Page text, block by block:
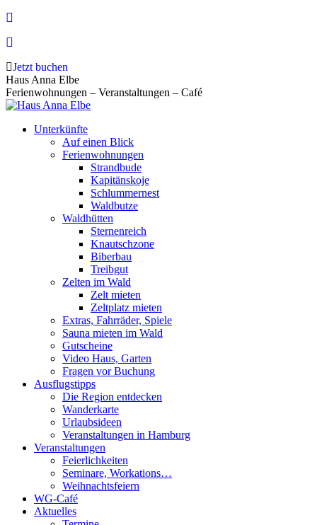
Zum
springen
Jetzt buchen
Haus Anna Elbe
Ferienwohnungen – Veranstaltungen – Café
Unterkünfte
Auf einen Blick
Ferienwohnungen
Strandbude
Kapitänskoje
Schlummernest
Waldbutze
Waldhütten
Sternenreich
Knautschzone
Biberbau
Treibgut
Zelten im Wald
Zelt mieten
Zeltplatz mieten
Extras, Fahrräder, Spiele
Sauna mieten im Wald
Gutscheine
Video Haus, Garten
Fragen vor Buchung
Ausflugstipps
Die Region entdecken
Wanderkarte
Urlaubsideen
Veranstaltungen in Hamburg
Veranstaltungen
Feierlichkeiten
Seminare, Workations…
Weihnachtsfeiern
WG-Café
Aktuelles